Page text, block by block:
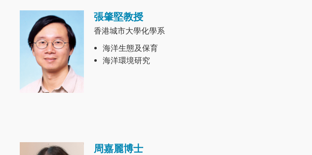
Image 張肇堅教授
香港城市大學化學系
海洋生態及保育
海洋環境研究
Image 周嘉麗博士